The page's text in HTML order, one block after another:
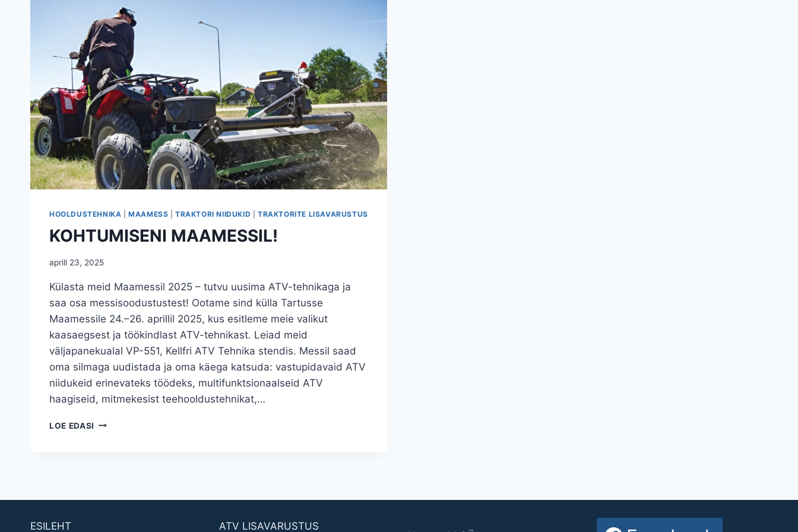
HOOLDUSTEHNIKA |MAAMESS |TRAKTORI NIIDUKID |TRAKTORITE LISAVARUSTUS
KOHTUMISENI MAAMESSIL!
aprill 23, 2025
Külasta meid Maamessil 2025 – tutvu uusima ATV-tehnikaga ja
saa osa messisoodustustest! Ootame sind külla Tartusse
Maamessile 24.–26. aprillil 2025, kus esitleme meie valikut
kaasaegsest ja töökindlast ATV-tehnikast. Leiad meid
väljapanekualal VP-551, Kellfri ATV Tehnika stendis. Messil saad
oma silmaga uudistada ja oma käega katsuda: vastupidavaid ATV
niidukeid erinevateks töödeks, multifunktsionaalseid ATV
haagiseid, mitmekesist teehooldustehnikat,…
LOE EDASI KOHTUMISENI
ESILEHT ATV LISAVARUSTUS